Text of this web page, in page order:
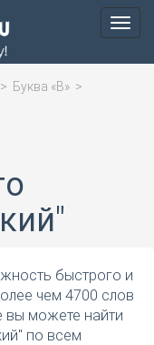
Меню
> Буква «В» >
быстрого и
чем 4700 слов
вы можете найти
по всем